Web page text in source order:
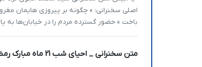
اصلی سخنرانی: » چگونه بر پیروزی هایمان
باخت » حضور گسترده مردم را در خیابان‌ها به
متن سخنرانی _ احیای شب 21 ماه مبارک رمضان 1404